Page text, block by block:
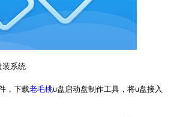
装系统
，下载老毛桃u盘启动盘制作工具，将u盘接入